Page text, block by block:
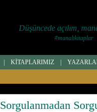
Düşüncede açılım,
#manalıkitaplar
KİTAPLARIMIZ
Sorgulanmadan